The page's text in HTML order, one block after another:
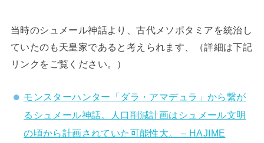
当時のシュメール神話より、古代メソポタミアを統治し
ていたのも天皇家であると考えられます、（詳細は下記
リンクをご覧ください。）
モンスターハンター「ダラ・アマデュラ」から繋が
るシュメール神話。人口削減計画はシュメール文明
の頃から計画されていた可能性大。 – HAJIME